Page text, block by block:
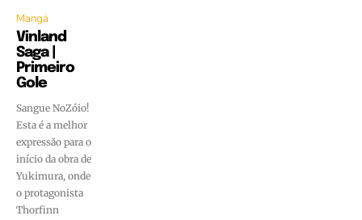
Mangá
Vinland
Saga |
Primeiro
Gole
Sangue NoZóio!
Esta é a melhor
expressão para o
início da obra de
Yukimura, onde
o protagonista
Thorfinn